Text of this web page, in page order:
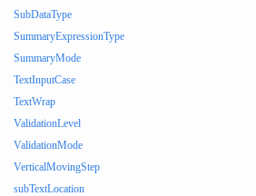
SubDataType
SummaryExpressionType
SummaryMode
TextInputCase
TextWrap
ValidationLevel
ValidationMode
VerticalMovingStep
subTextLocation